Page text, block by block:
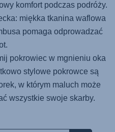
komfort podczas podróży.
miękka tkanina waflowa
pomaga odprowadzać
pokrowiec w mgnieniu oka
stylowe pokrowce są
w którym maluch może
wszystkie swoje skarby.